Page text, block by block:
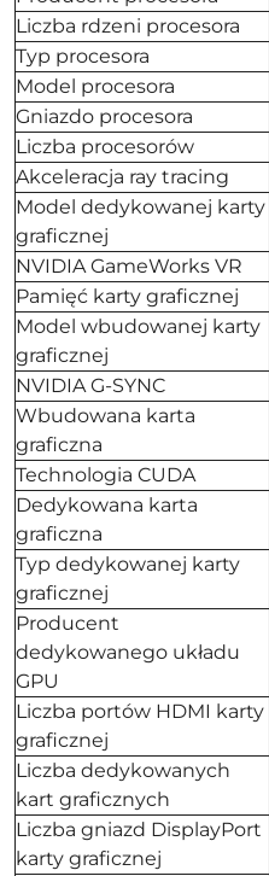
Liczba rdzeni procesora
Typ procesora
Model procesora
Gniazdo procesora
Liczba procesorów
Akceleracja ray tracing
Model dedykowanej karty
graficznej
NVIDIA GameWorks VR
Pamięć karty graficznej
Model wbudowanej karty
graficznej
NVIDIA G-SYNC
Wbudowana karta
graficzna
Technologia CUDA
Dedykowana karta
graficzna
Typ dedykowanej karty
graficznej
Producent
dedykowanego układu
GPU
Liczba portów HDMI karty
graficznej
Liczba dedykowanych
kart graficznych
Liczba gniazd DisplayPort
karty graficznej